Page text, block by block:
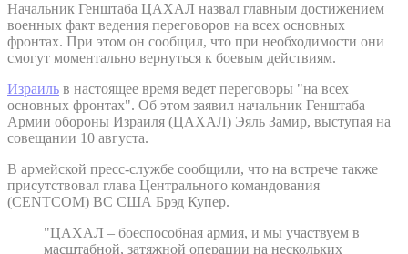
Начальник Генштаба ЦАХАЛ назвал главным достижением
военных факт ведения переговоров на всех основных
фронтах. При этом он сообщил, что при необходимости они
смогут моментально вернуться к боевым действиям.
Израиль в настоящее время ведет переговоры "на всех
основных фронтах". Об этом заявил начальник Генштаба
Армии обороны Израиля (ЦАХАЛ) Эяль Замир, выступая на
совещании 10 августа.
В армейской пресс-службе сообщили, что на встрече также
присутствовал глава Центрального командования
(CENTCOM) ВС США Брэд Купер.
"ЦАХАЛ – боеспособная армия, и мы участвуем в
масштабной, затяжной операции на нескольких